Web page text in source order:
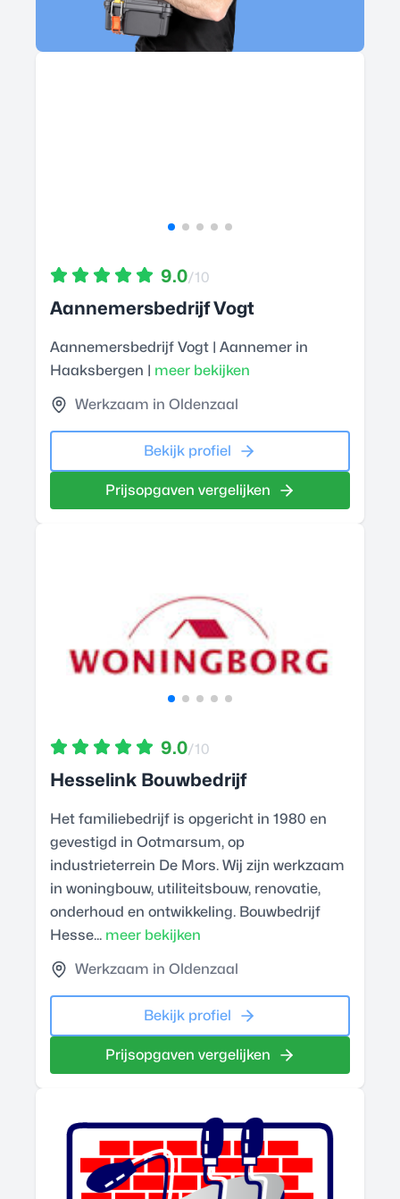
9.0/10
Aannemersbedrijf Vogt
Aannemersbedrijf Vogt | Aannemer in
Haaksbergen | meer bekijken
Werkzaam in Oldenzaal
Bekijk profiel
Prijsopgaven vergelijken
9.0/10
Hesselink Bouwbedrijf
Het familiebedrijf is opgericht in 1980 en
gevestigd in Ootmarsum, op
industrieterrein De Mors. Wij zijn werkzaam
in woningbouw, utiliteitsbouw, renovatie,
onderhoud en ontwikkeling. Bouwbedrijf
Hesse... meer bekijken
Werkzaam in Oldenzaal
Bekijk profiel
Prijsopgaven vergelijken